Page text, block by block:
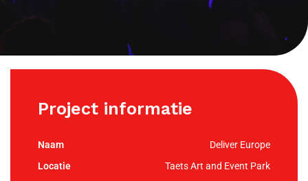
Project informatie
Deliver Europe
Taets Art and Event Park